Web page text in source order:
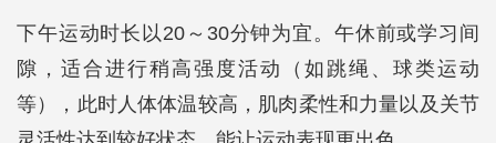
下午运动时长以20～30分钟为宜。午休前或学习间
隙，适合进行稍高强度活动（如跳绳、球类运动
等），此时人体体温较高，肌肉柔性和力量以及关节